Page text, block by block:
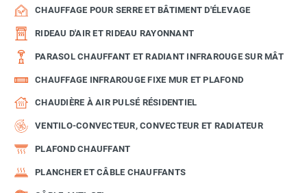
CHAUFFAGE POUR SERRE ET BÂTIMENT D'ÉLEVAGE
RIDEAU D'AIR ET RIDEAU RAYONNANT
PARASOL CHAUFFANT ET RADIANT INFRAROUGE SUR MÂT
CHAUFFAGE INFRAROUGE FIXE MUR ET PLAFOND
CHAUDIÈRE À AIR PULSÉ RÉSIDENTIEL
VENTILO-CONVECTEUR, CONVECTEUR ET RADIATEUR
PLAFOND CHAUFFANT
PLANCHER ET CÂBLE CHAUFFANTS